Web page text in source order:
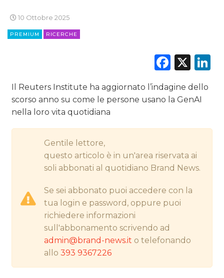
DIGITALE
EDITORIA
RADIO / AUDIO
RICERCHE
PREVISIONI/SCENARI
NORMATIVE
10 Ottobre 2025
PREMIUM RICERCHE
X
Il Reuters Institute ha aggiornato l’indagine dello
scorso anno su come le persone usano la GenAI
nella loro vita quotidiana
Gentile lettore,
questo articolo è in un'area riservata ai
soli abbonati al quotidiano Brand News.
Se sei abbonato puoi accedere con la
tua login e password, oppure puoi
richiedere informazioni
sull'abbonamento scrivendo ad
admin@brand-news.it o telefonando
allo393 9367226